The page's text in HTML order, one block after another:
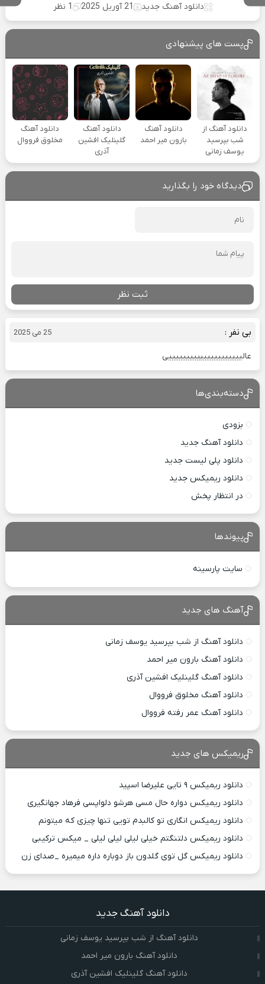
دانلود آهنگ جدید 21 آوریل 2025 1 نظر
پست های پیشنهادی
دانلود آهنگ از
شب بپرسید
یوسف زمانی
دانلود آهنگ
بارون میر احمد
دانلود آهنگ
گلینلیک افشین
آذری
دانلود آهنگ
مخلوق فرووال
دیدگاه خود را بگذارید
ثبت نظر
بی نفر : 25 می 2025
عالیییییییییییییییییییییی
دسته‌بندی‌ها
بزودی
دانلود آهنگ جدید
دانلود پلی لیست جدید
دانلود ریمیکس جدید
در انتظار پخش
پیوندها
سایت پارسینه
آهنگ های جدید
دانلود آهنگ از شب بپرسید یوسف زمانی
دانلود آهنگ بارون میر احمد
دانلود آهنگ گلینلیک افشین آذری
دانلود آهنگ مخلوق فرووال
دانلود آهنگ عمر رفته فرووال
ریمیکس های جدید
دانلود ریمیکس ۹ تایی علیرضا اسپید
دانلود ریمیکس دواره حال مسی هرشو دلواپسی فرهاد جهانگیری
دانلود ریمیکس انگاری تو کالبدم تویی تنها چیزی که میتونم
دانلود ریمیکس دلتنگتم خیلی لیلی لیلی لیلی _ میکس ترکیبی
دانلود ریمیکس گل توی گلدون باز دوباره داره میمیره _صدای زن
دانلود آهنگ جدید
دانلود آهنگ از شب بپرسید یوسف زمانی
دانلود آهنگ بارون میر احمد
دانلود آهنگ گلینلیک افشین آذری